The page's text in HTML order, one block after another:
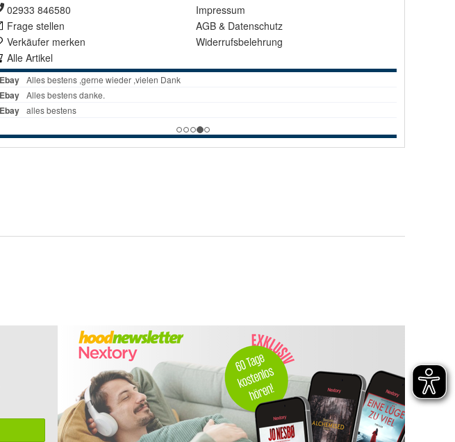
02933 846580
Frage stellen
Verkäufer merken
Alle Artikel
Impressum
AGB & Datenschutz
Widerrufsbelehrung